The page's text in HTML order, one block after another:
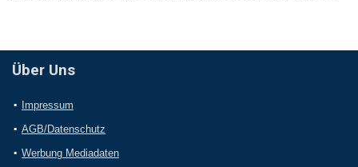
Über Uns
Impressum
AGB/Datenschutz
Werbung Mediadaten